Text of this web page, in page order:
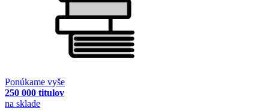
Ponúkame vyše
250 000 titulov
na sklade